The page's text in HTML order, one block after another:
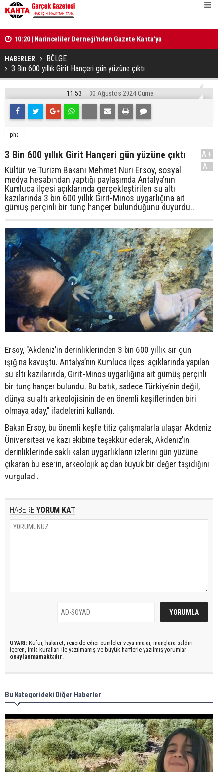
10:20 | Narinceliler Derneği'nden Gazete Kahta'ya
‘Teşekkür' plaketi
HABERLER
BÖLGE
3 Bin 600 yıllık Girit Hançeri gün yüzüne çıktı
11:53 30 Ağustos 2024 Cuma
pha
3 Bin 600 yıllık Girit Hançeri gün yüzüne çıktı
Kültür ve Turizm Bakanı Mehmet Nuri Ersoy, sosyal
medya hesabından yaptığı paylaşımda Antalya’nın
Kumluca ilçesi açıklarında gerçekleştirilen su altı
kazılarında 3 bin 600 yıllık Girit-Minos uygarlığına ait
gümüş perçinli bir tunç hançer bulunduğunu duyurdu..
A+
A-
Ersoy, "Akdeniz’in derinliklerinden 3 bin 600 yıllık sır gün
ışığına kavuştu. Antalya’nın Kumluca ilçesi açıklarında yapılan
su altı kazılarında, Girit-Minos uygarlığına ait gümüş perçinli
bir tunç hançer bulundu. Bu batık, sadece Türkiye’nin değil,
dünya su altı arkeolojisinin de en önemli keşiflerinden biri
olmaya aday," ifadelerini kullandı.
Bakan Ersoy, bu önemli keşfe titiz çalışmalarla ulaşan Akdeniz
Üniversitesi ve kazı ekibine teşekkür ederek, Akdeniz’in
derinliklerinde saklı kalan uygarlıkların izlerini gün yüzüne
çıkaran bu eserin, arkeolojik açıdan büyük bir değer taşıdığını
vurguladı.
HABERE YORUM KAT
UYARI: Küfür, hakaret, rencide edici cümleler veya imalar, inançlara saldırı
içeren, imla kuralları ile yazılmamış ve büyük harflerle yazılmış yorumlar
onaylanmamaktadır.
Bu Kategorideki Diğer Haberler